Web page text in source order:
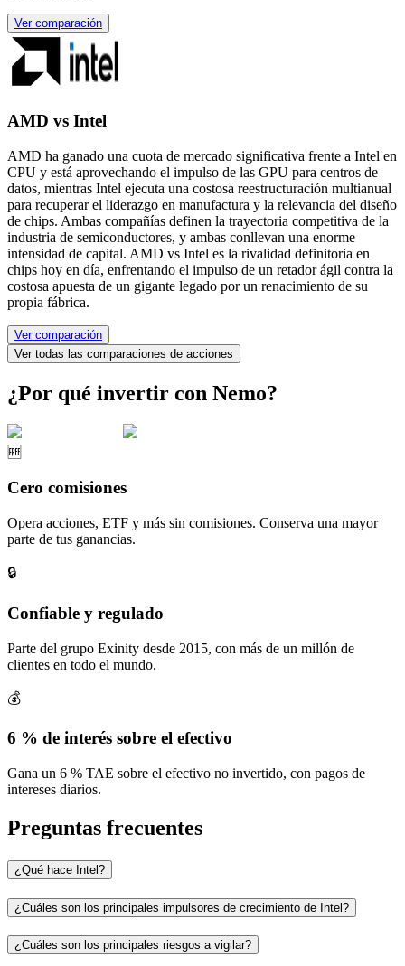
Ver comparación
AMD vs Intel
AMD ha ganado una cuota de mercado significativa frente a Intel en
CPU y está aprovechando el impulso de las GPU para centros de
datos, mientras Intel ejecuta una costosa reestructuración multianual
para recuperar el liderazgo en manufactura y la relevancia del diseño
de chips. Ambas compañías definen la trayectoria competitiva de la
industria de semiconductores, y ambas conllevan una enorme
intensidad de capital. AMD vs Intel es la rivalidad definitoria en
chips hoy en día, enfrentando el impulso de un retador ágil contra la
costosa apuesta de un gigante legado por un renacimiento de su
propia fábrica.
Ver comparación
Ver todas las comparaciones de acciones
¿Por qué invertir con Nemo?
🆓
Cero comisiones
Opera acciones, ETF y más sin comisiones. Conserva una mayor
parte de tus ganancias.
🔒
Confiable y regulado
Parte del grupo Exinity desde 2015, con más de un millón de
clientes en todo el mundo.
💰
6 % de interés sobre el efectivo
Gana un 6 % TAE sobre el efectivo no invertido, con pagos de
intereses diarios.
Preguntas frecuentes
¿Qué hace Intel?
¿Cuáles son los principales impulsores de crecimiento de Intel?
¿Cuáles son los principales riesgos a vigilar?